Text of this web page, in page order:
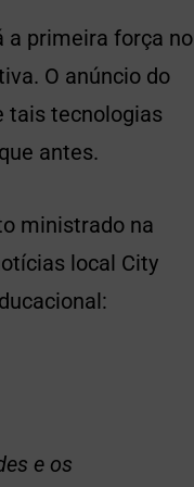
a primeira força no
O anúncio do
tais tecnologias
antes.
ministrado na
local City
e os